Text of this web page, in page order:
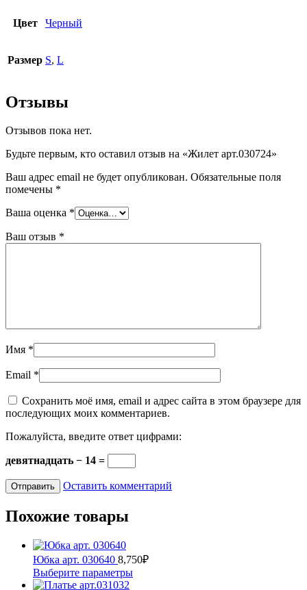
Цвет Черный
Размер S, L
Отзывы
Отзывов пока нет.
Будьте первым, кто оставил отзыв на «Жилет арт.030724»
Ваш адрес email не будет опубликован. Обязательные поля
помечены *
Ваша оценка *
Ваш отзыв *
Имя *
Email *
Сохранить моё имя, email и адрес сайта в этом браузере для
последующих моих комментариев.
Пожалуйста, введите ответ цифрами:
девятнадцать − 14 =
Оставить комментарий
Похожие товары
Юбка арт. 030640 8,750₽
Выберите параметрыЭтот